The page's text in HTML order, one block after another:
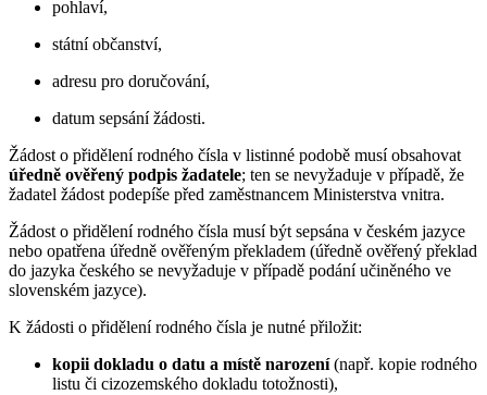
pohlaví,
státní občanství,
adresu pro doručování,
datum sepsání žádosti.
Žádost o přidělení rodného čísla v listinné podobě musí obsahovat
úředně ověřený podpis žadatele; ten se nevyžaduje v případě, že
žadatel žádost podepíše před zaměstnancem Ministerstva vnitra.
Žádost o přidělení rodného čísla musí být sepsána v českém jazyce
nebo opatřena úředně ověřeným překladem (úředně ověřený překlad
do jazyka českého se nevyžaduje v případě podání učiněného ve
slovenském jazyce).
K žádosti o přidělení rodného čísla je nutné přiložit:
kopii dokladu o datu a místě narození(např. kopie rodného
listu či cizozemského dokladu totožnosti),